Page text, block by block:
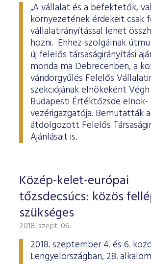
„A vállalat és a befektetők,
környezetének érdekeit csak
vállalatirányítással lehet
hozni. Ehhez szolgálnak
új felelős társaságirányítási
monda ma Debrecenben, a
vándorgyűlés Felelős
szekciójának elnökeként Végh
Budapesti Értéktőzsde elnök-
vezérigazgatója. Bemutatták
átdolgozott Felelős
Ajánlásait is.
Közép-kelet-európai
tőzsdecsúcs: közös
szükséges
2018. szept. 06.
2018. szeptember 4. és 6.
Lengyelországban, 28.